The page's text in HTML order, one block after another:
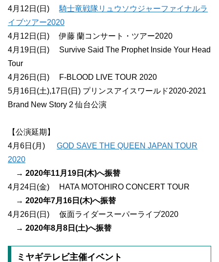
4月12日(日) 騎士竜戦隊リュウソウジャーファイナルラ
イブツアー2020
4月12日(日) 伊藤 蘭コンサート・ツアー2020
4月19日(日) Survive Said The Prophet Inside Your Head
Tour
4月26日(日) F-BLOOD LIVE TOUR 2020
5月16日(土),17日(日) プリンスアイスワールド2020-2021
Brand New Story 2 仙台公演
【公演延期】
4月6日(月) GOD SAVE THE QUEEN JAPAN TOUR
2020
→ 2020年11月19日(木)へ振替
4月24日(金) HATA MOTOHIRO CONCERT TOUR
→ 2020年7月16日(木)へ振替
4月26日(日) 仮面ライダースーパーライブ2020
→ 2020年8月8日(土)へ振替
ミヤギテレビ主催イベント